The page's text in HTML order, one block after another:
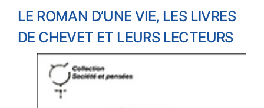
LE ROMAN D’UNE VIE, LES LIVRES
DE CHEVET ET LEURS LECTEURS